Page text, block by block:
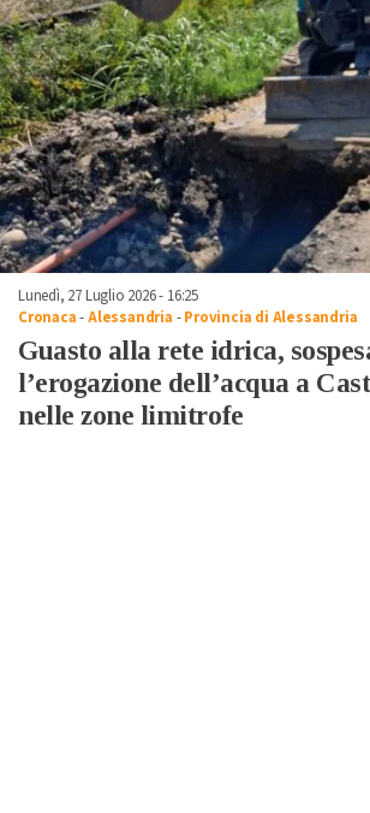
Lunedì, 27 Luglio 2026 - 16:25
Cronaca-Alessandria -Provincia di Alessandria
Guasto alla rete idrica,
l’erogazione dell’acqua a
nelle zone limitrofe